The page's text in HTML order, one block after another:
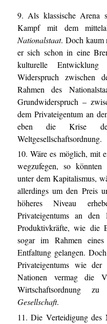
9. Als klassische Arena
Kampf mit dem
Nationalstaat. Doch kaum
er sich schon in eine
kulturelle
Widerspruch zwischen
Rahmen des
Grundwiderspruch –
dem Privateigentum an
eben die Krise
Weltgesellschaftsordnung.
10. Wäre es möglich, mit
wegzufegen, so
unter dem Kapitalismus,
allerdings um den Preis
höheres Niveau
Privateigentums an den
Produktivkräfte, wie die
sogar im Rahmen
Entfaltung gelangen.
Privateigentums wie der
Nationen vermag die
Wirtschaftsordnung
Gesellschaft.
11. Die Verteidigung des